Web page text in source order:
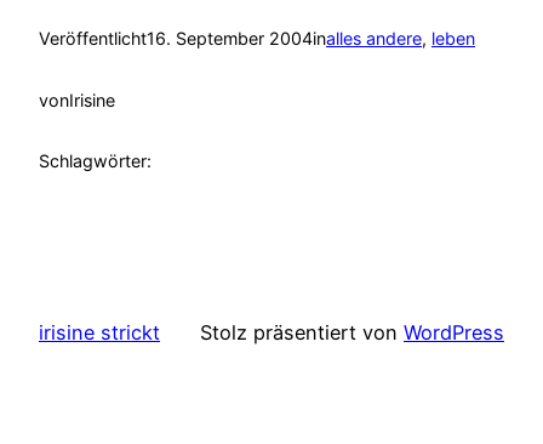
Veröffentlicht16. September 2004inalles andere, leben
vonIrisine
Schlagwörter:
irisine strickt Stolz präsentiert von WordPress